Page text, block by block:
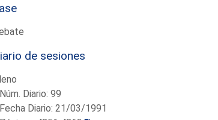
de sesiones
Diario: 99
Diario: 21/03/1991